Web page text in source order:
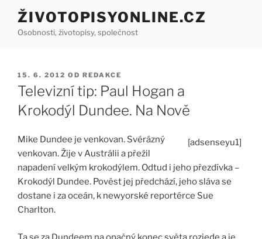
Přejít
obsahu
ŽIVOTOPISYONLINE.CZ
Osobnosti, životopisy, společnost
PUBLIKOVÁNO
15. 6. 2012 OD REDAKCE
Televizní tip: Paul Hogan a
Krokodýl Dundee. Na Nově
[adsenseyu1]
Mike Dundee je venkovan. Svérázný
venkovan. Žije v Austrálii a přežil
napadení velkým krokodýlem. Odtud i jeho přezdívka –
Krokodýl Dundee. Pověst jej předchází, jeho sláva se
dostane i za oceán, k newyorské reportérce Sue
Charlton.